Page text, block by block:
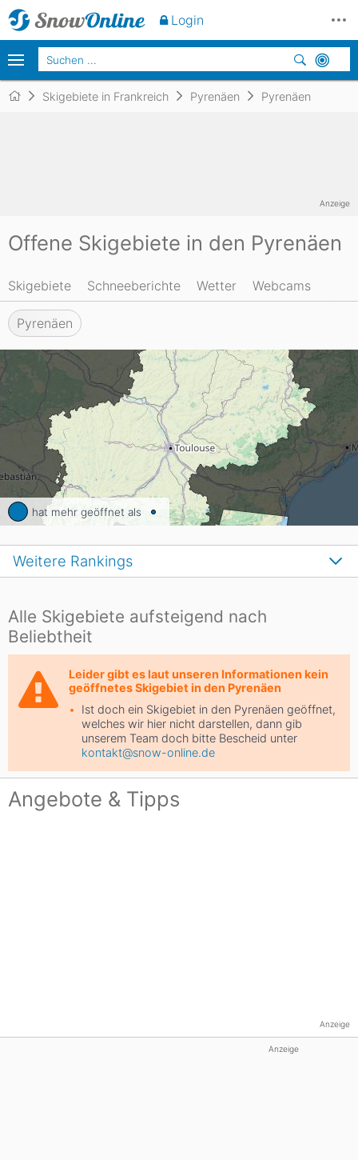
Skigebiete in Frankreich Pyrenäen Pyrenäen
Offene Skigebiete in den Pyrenäen
Skigebiete Schneeberichte Wetter Webcams
Pyrenäen
hat mehr geöffnet als
Alle Skigebiete aufsteigend nach
Beliebtheit
Leider gibt es laut unseren Informationen kein
geöffnetes Skigebiet in den Pyrenäen
Ist doch ein Skigebiet in den Pyrenäen geöffnet,
welches wir hier nicht darstellen, dann gib
unserem Team doch bitte Bescheid unter
kontakt@snow-online.de
Weitere Rankings
Anzeige
Angebote & Tipps
Anzeige
Anzeige
Login